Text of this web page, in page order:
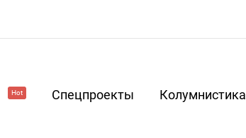
Hot Спецпроекты Колумнистика